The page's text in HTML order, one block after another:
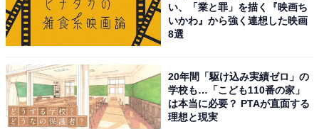
い、「業と罪」を描く『映画ち
いかわ』から強く連想した映画
8選
20年間「駆け込み実績ゼロ」の
学校も…「こども110番の家」
は本当に必要？ PTAが直面する
理想と現実